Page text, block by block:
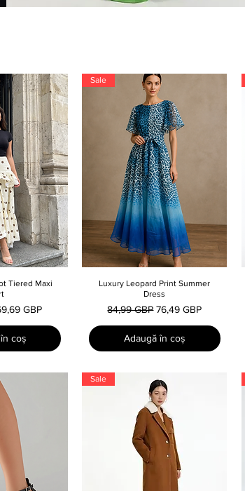
Tiered Maxi
redus
GBP
coș
Afișare rapidă
Sale
Luxury Leopard Print Summer
Dress
Preț normal
84,99 GBP Preț redus
76,49 GBP
Adaugă în coș
Sale